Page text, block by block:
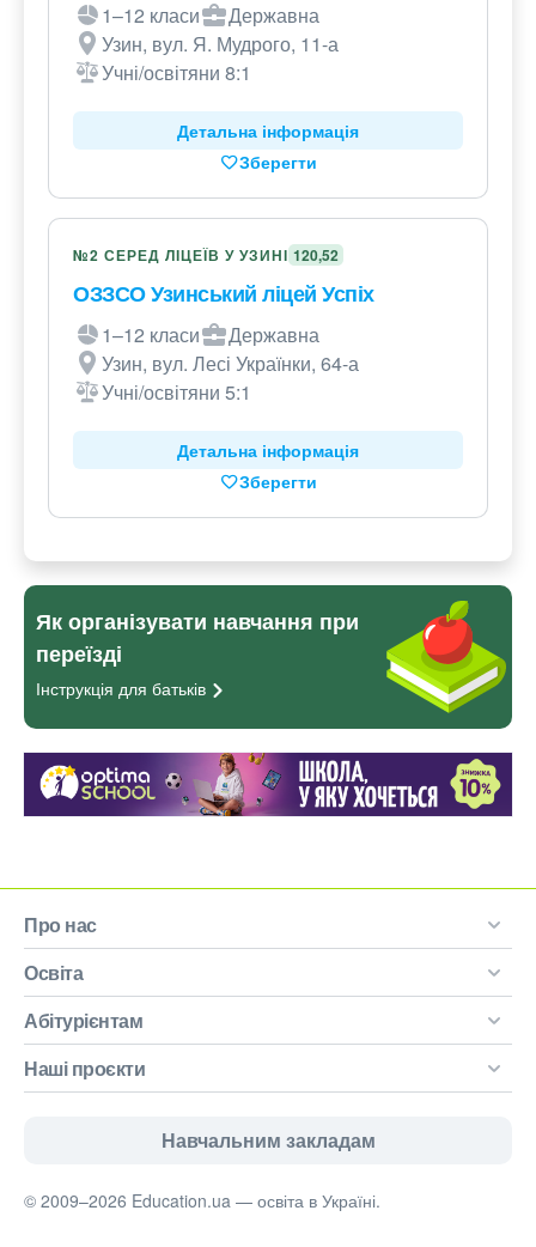
1–12 класи
Державна
Узин, вул. Я. Мудрого, 11-а
Учні/освітяни 8:1
Детальна інформація
Зберегти
№2 СЕРЕД ЛІЦЕЇВ У УЗИНІ 120,52
ОЗЗСО Узинський ліцей Успіх
1–12 класи
Державна
Узин, вул. Лесі Українки, 64-а
Учні/освітяни 5:1
Детальна інформація
Зберегти
Як організувати навчання при
переїзді
Інструкція для батьків
Про нас
Освіта
Абітурієнтам
Наші проєкти
Навчальним закладам
© 2009–2026 Education.ua — освіта в Україні.